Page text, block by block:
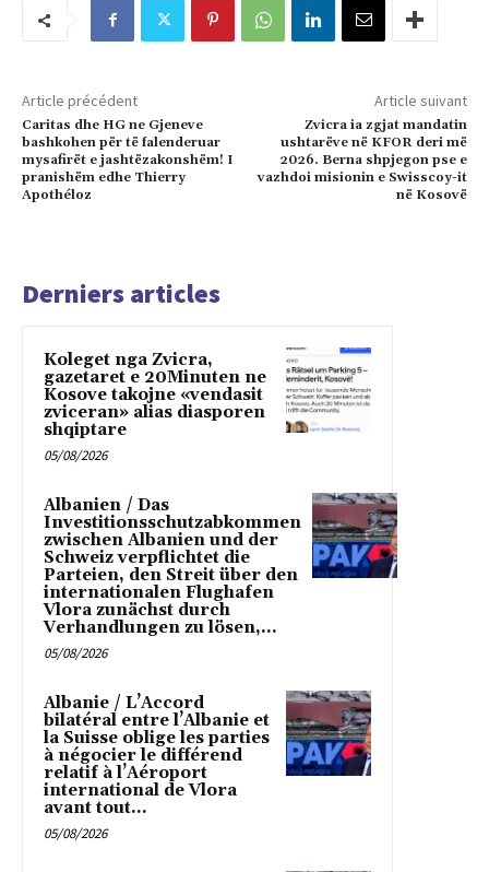
Article précédent
Caritas dhe HG ne Gjeneve
bashkohen për të falenderuar
mysafirët e jashtëzakonshëm! I
pranishëm edhe Thierry
Apothéloz
Article suivant
Zvicra ia zgjat mandatin
ushtarëve në KFOR deri më
2026. Berna shpjegon pse e
vazhdoi misionin e Swisscoy-it
në Kosovë
Derniers articles
Koleget nga Zvicra,
gazetaret e 20Minuten ne
Kosove takojne «vendasit
zviceran» alias diasporen
shqiptare
05/08/2026
Albanien / Das
Investitionsschutzabkommen
zwischen Albanien und der
Schweiz verpflichtet die
Parteien, den Streit über den
internationalen Flughafen
Vlora zunächst durch
Verhandlungen zu lösen,...
05/08/2026
Albanie / L’Accord
bilatéral entre l’Albanie et
la Suisse oblige les parties
à négocier le différend
relatif à l’Aéroport
international de Vlora
avant tout...
05/08/2026